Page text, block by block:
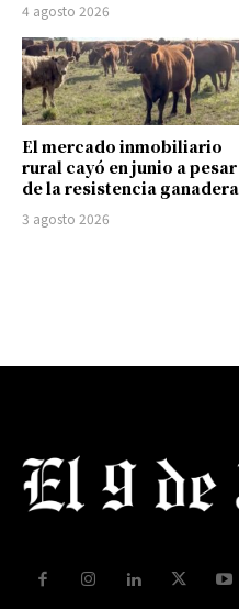
4 agosto 2026
El mercado inmobiliario
rural cayó en junio a pesar
de la resistencia ganadera
3 agosto 2026